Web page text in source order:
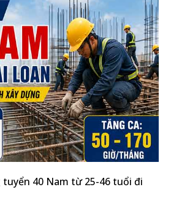
40 Nam từ 25-46 tuổi đi